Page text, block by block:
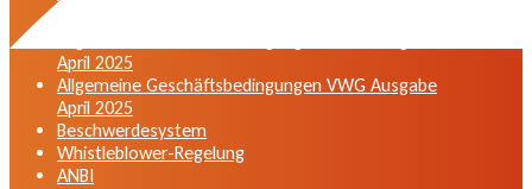
April 2025
Allgemeine Geschäftsbedingungen VWG Ausgabe
April 2025
Beschwerdesystem
Whistleblower-Regelung
ANBI